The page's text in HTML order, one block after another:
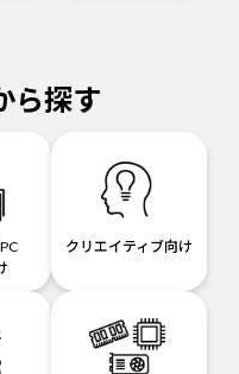
ら探す
クリエイティブ向け